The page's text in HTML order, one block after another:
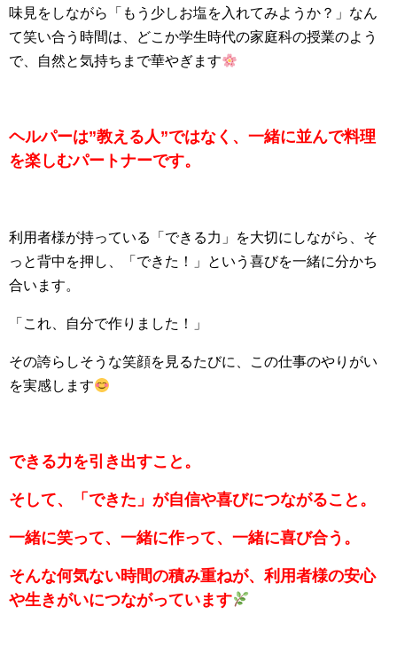
味見をしながら「もう少しお塩を入れてみようか？」なん
て笑い合う時間は、どこか学生時代の家庭科の授業のよう
で、自然と気持ちまで華やぎます
ヘルパーは”教える人”ではなく、一緒に並んで料理
を楽しむパートナーです。
利用者様が持っている「できる力」を大切にしながら、そ
っと背中を押し、「できた！」という喜びを一緒に分かち
合います。
「これ、自分で作りました！」
その誇らしそうな笑顔を見るたびに、この仕事のやりがい
を実感します
できる力を引き出すこと。
そして、「できた」が自信や喜びにつながること。
一緒に笑って、一緒に作って、一緒に喜び合う。
そんな何気ない時間の積み重ねが、利用者様の安心
や生きがいにつながっています